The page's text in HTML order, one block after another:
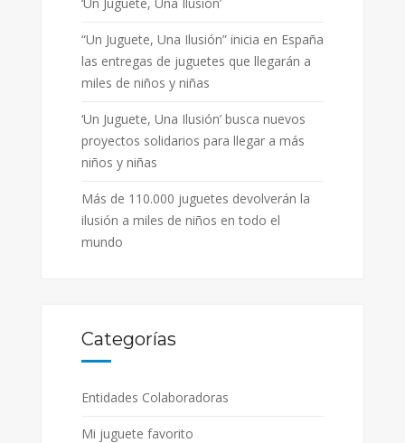
“Un Juguete, Una Ilusión” inicia en España
las entregas de juguetes que llegarán a
miles de niños y niñas
‘Un Juguete, Una Ilusión’ busca nuevos
proyectos solidarios para llegar a más
niños y niñas
Más de 110.000 juguetes devolverán la
ilusión a miles de niños en todo el
mundo
Categorías
Entidades Colaboradoras
Mi juguete favorito